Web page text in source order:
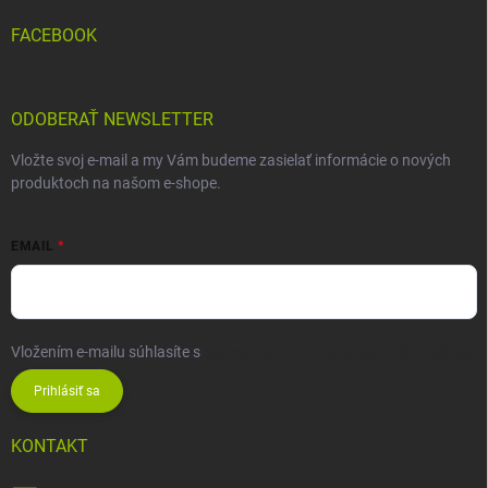
FACEBOOK
ODOBERAŤ NEWSLETTER
Vložte svoj e-mail a my Vám budeme zasielať informácie o nových
produktoch na našom e-shope.
EMAIL
Vložením e-mailu súhlasíte s
Prihlásiť sa
KONTAKT